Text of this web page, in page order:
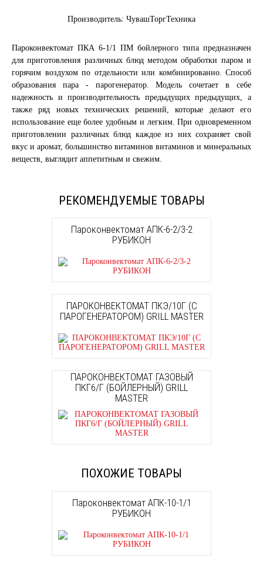
Производитель: ЧувашТоргТехника
Пароконвектомат ПКА 6-1/1 ПМ бойлерного типа предназначен
для приготовления различных блюд методом обработки паром и
горячим воздухом по отдельности или комбинированно. Способ
образования пара - парогенератор. Модель сочетает в себе
надежность и производительность предыдущих предыдущих, а
также ряд новых технических решений, которые делают его
использование еще более удобным и легким. При одновременном
приготовлении различных блюд каждое из них сохраняет свой
вкус и аромат, большинство витаминов витаминов и минеральных
веществ, выглядит аппетитным и свежим.
РЕКОМЕНДУЕМЫЕ ТОВАРЫ
Пароконвектомат АПК-6-2/3-2
РУБИКОН
ПАРОКОНВЕКТОМАТ ПКЭ/10Г (С
ПАРОГЕНЕРАТОРОМ) GRILL MASTER
ПАРОКОНВЕКТОМАТ ГАЗОВЫЙ
ПКГ6/Г (БОЙЛЕРНЫЙ) GRILL
MASTER
ПОХОЖИЕ ТОВАРЫ
Пароконвектомат АПК-10-1/1
РУБИКОН